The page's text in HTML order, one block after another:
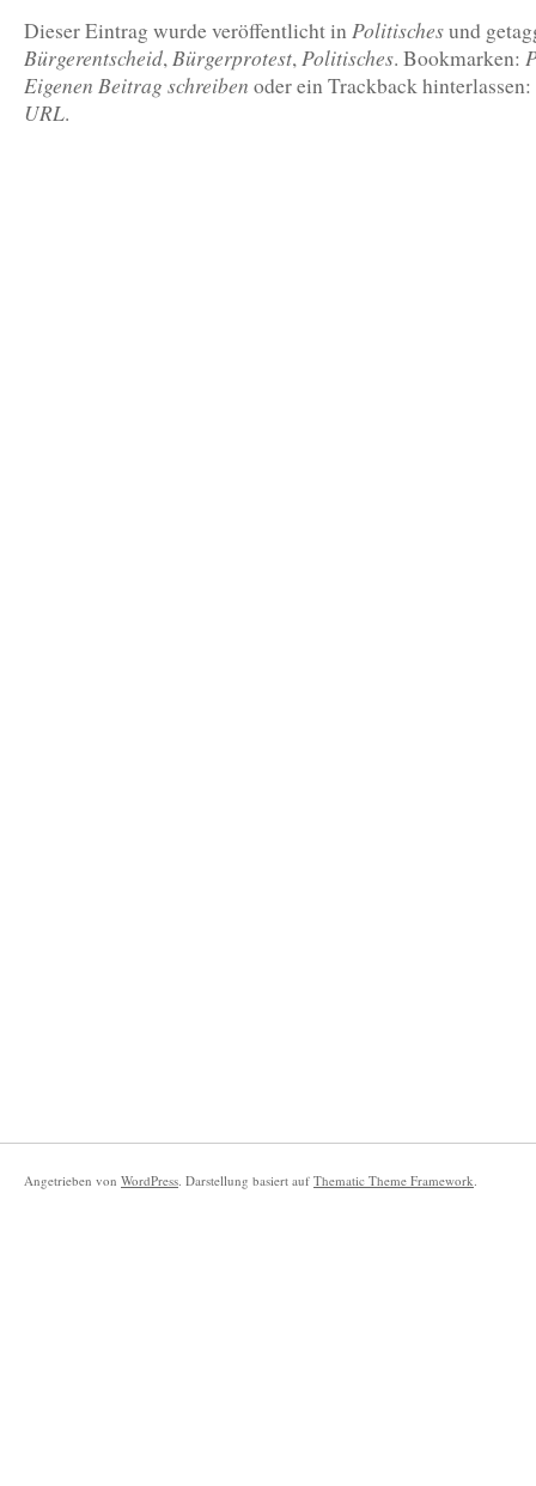
Dieser Eintrag wurde veröffentlicht inPolitischesund
Bürgerentscheid,Bürgerprotest,Politisches. Bookmarken:
Eigenen Beitrag schreiben oder ein Trackback hinterlassen:
URL.
Angetrieben von WordPress. Darstellung basiert auf Thematic Theme Framework.